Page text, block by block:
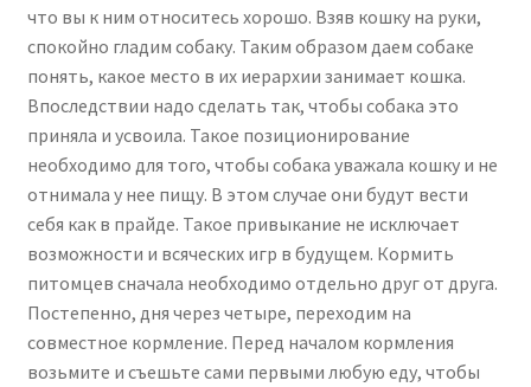
что вы к ним относитесь хорошо. Взяв кошку на руки,
спокойно гладим собаку. Таким образом даем собаке
понять, какое место в их иерархии занимает кошка.
Впоследствии надо сделать так, чтобы собака это
приняла и усвоила. Такое позиционирование
необходимо для того, чтобы собака уважала кошку и не
отнимала у нее пищу. В этом случае они будут вести
себя как в прайде. Такое привыкание не исключает
возможности и всяческих игр в будущем. Кормить
питомцев сначала необходимо отдельно друг от друга.
Постепенно, дня через четыре, переходим на
совместное кормление. Перед началом кормления
возьмите и съешьте сами первыми любую еду, чтобы